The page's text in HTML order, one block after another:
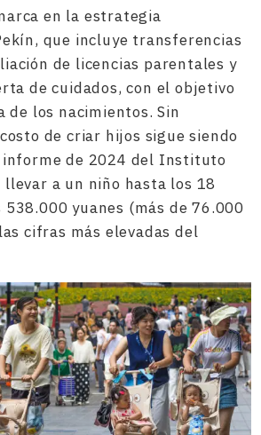
en la estrategia
que incluye transferencias
de licencias parentales y
de cuidados, con el objetivo
de los nacimientos. Sin
de criar hijos sigue siendo
de 2024 del Instituto
llevar a un niño hasta los 18
538.000 yuanes (más de 76.000
cifras más elevadas del